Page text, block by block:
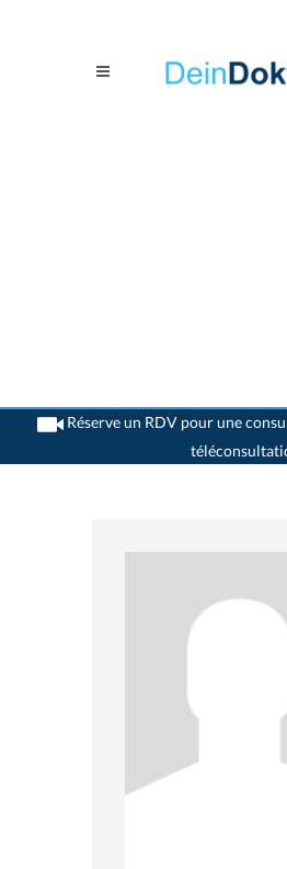
Réserve un RDV pour une
>Généralistes>Ardon>Dr. Nicole Ducrey>